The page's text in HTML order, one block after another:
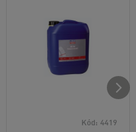
Kód: 4419